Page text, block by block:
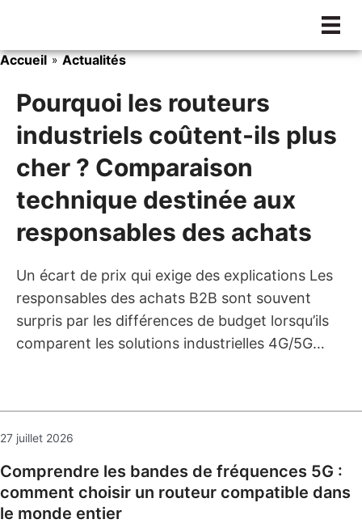
contenu
Accueil » Actualités
Pourquoi les routeurs
industriels coûtent-ils plus
cher ? Comparaison
technique destinée aux
responsables des achats
Un écart de prix qui exige des explications Les
responsables des achats B2B sont souvent
surpris par les différences de budget lorsqu’ils
comparent les solutions industrielles 4G/5G…
27 juillet 2026
Comprendre les bandes de fréquences 5G :
comment choisir un routeur compatible dans
le monde entier